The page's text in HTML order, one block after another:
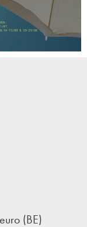
(BE)